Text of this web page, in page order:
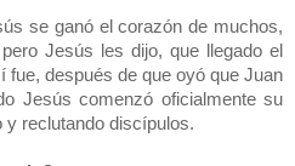
se ganó el corazón de muchos,
Jesús les dijo, que llegado el
fue, después de que oyó que Juan
Jesús comenzó oficialmente su
y reclutando discípulos.